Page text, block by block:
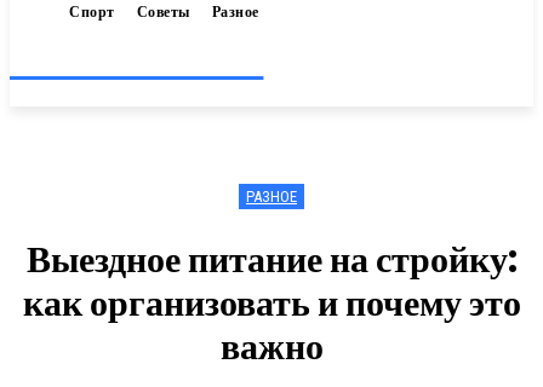
Спорт Советы Разное
РАЗНОЕ
Выездное питание на стройку:
как организовать и почему это
важно